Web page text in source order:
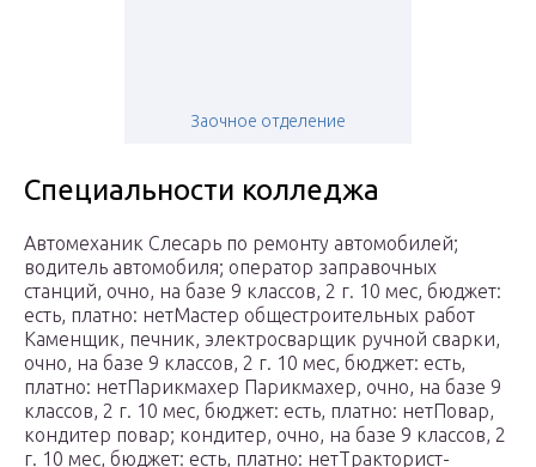
Заочное отделение
Специальности колледжа
Автомеханик Слесарь по ремонту автомобилей;
водитель автомобиля; оператор заправочных
станций, очно, на базе 9 классов, 2 г. 10 мес, бюджет:
есть, платно: нетМастер общестроительных работ
Каменщик, печник, электросварщик ручной сварки,
очно, на базе 9 классов, 2 г. 10 мес, бюджет: есть,
платно: нетПарикмахер Парикмахер, очно, на базе 9
классов, 2 г. 10 мес, бюджет: есть, платно: нетПовар,
кондитер повар; кондитер, очно, на базе 9 классов, 2
г. 10 мес, бюджет: есть, платно: нетТракторист-